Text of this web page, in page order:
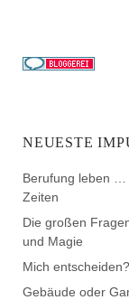
NEUESTE
Berufung leben …
Zeiten
Die großen
und Magie
Mich
Gebäude oder